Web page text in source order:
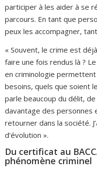
participer à les aider à se
parcours. En tant que
peux les accompagner,
« Souvent, le crime est
faire une fois rendus là ?
en criminologie
besoins, quels que soient
parle beaucoup du délit,
davantage des personnes
retourner dans la société.
d’évolution ».
Du certificat au
phénomène criminel